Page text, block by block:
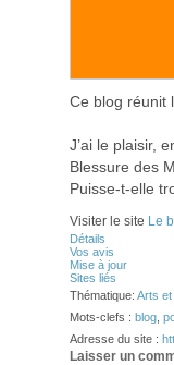
Ce blog réunit
J’ai le plaisir,
Blessure des
Puisse-t-elle
Visiter le site Le
Détails
Vos avis
Mise à jour
Sites liés
Thématique: Arts
Mots-clefs : blog
Adresse du site :
Laisser un